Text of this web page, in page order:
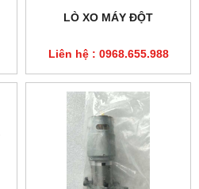
LÒ XO MÁY ĐỘT
Liên hệ : 0968.655.988